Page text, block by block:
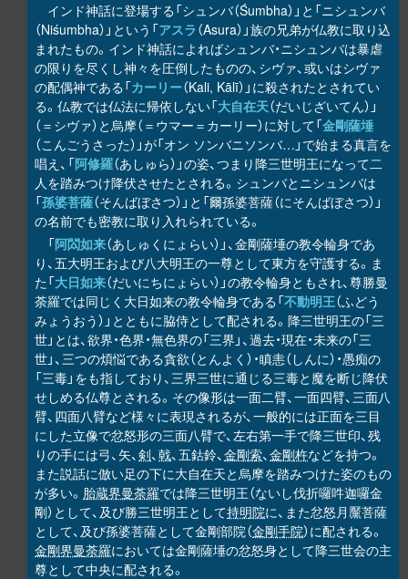
インド神話に登場する「シュンバ（Śumbha）」と「ニシュンバ
（Niśumbha）」という「アスラ （Asura）」族の兄弟が仏教に取り込
まれたもの。インド神話によればシュンバ・ニシュンバは暴虐
の限りを尽くし神々を圧倒したものの、シヴァ、或いはシヴァ
の配偶神である「カーリー（Kali, Kālī）」に殺されたとされてい
る。仏教では仏法に帰依しない「大自在天（だいじざいてん）」
（＝シヴァ）と烏摩（＝ウマー＝カーリー）に対して「金剛薩埵
（こんごうさった）」が「オン ソンバニソンバ…」で始まる真言を
唱え、「阿修羅（あしゅら）」の姿、つまり降三世明王になって二
人を踏みつけ降伏させたとされる。シュンバとニシュンバは
「孫婆菩薩（そんばぼさつ）」と「爾孫婆菩薩（にそんばぼさつ）」
の名前でも密教に取り入れられている。
「阿閦如来（あしゅくにょらい）」、金剛薩埵の教令輪身であ
り、五大明王および八大明王の一尊として東方を守護する。ま
た「大日如来（だいにちにょらい）」の教令輪身ともされ、尊勝曼
荼羅では同じく大日如来の教令輪身である「不動明王（ふどう
みょうおう）」とともに脇侍として配される。降三世明王の「三
世」とは、欲界・色界・無色界の「三界」、過去・現在・未来の「三
世」、三つの煩悩である貪欲（とんよく）・瞋恚（しんに）・愚痴の
「三毒」をも指しており、三界三世に通じる三毒と魔を断じ降伏
せしめる仏尊とされる。その像形は一面二臂、一面四臂、三面八
臂、四面八臂など様々に表現されるが、一般的には正面を三目
にした立像で忿怒形の三面八臂で、左右第一手で降三世印、残
りの手には弓、矢、剣、戟、五鈷鈴、金剛索、金剛杵などを持つ。
また説話に倣い足の下に大自在天と烏摩を踏みつけた姿のもの
が多い。 胎蔵界曼荼羅では降三世明王（ないし伐折囉吽迦囉金
剛）として、及び勝三世明王として持明院に、また忿怒月黶菩薩
として、及び孫婆菩薩として金剛部院（金剛手院）に配される。
金剛界曼荼羅においては金剛薩埵の忿怒身として降三世会の主
尊として中央に配される。